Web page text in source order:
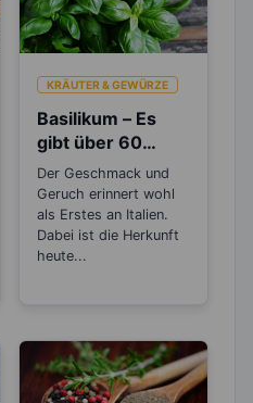
KRÄUTER & GEWÜRZE
Basilikum – Es
gibt über 60
verschiedene
Arten
Der Geschmack und
Geruch erinnert wohl
als Erstes an Italien.
Dabei ist die Herkunft
heute...